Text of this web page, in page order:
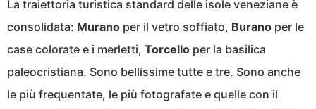
La traiettoria turistica standard delle isole veneziane è
consolidata: Murano per il vetro soffiato, Burano per le
case colorate e i merletti, Torcello per la basilica
paleocristiana. Sono bellissime tutte e tre. Sono anche
le più frequentate, le più fotografate e quelle con il